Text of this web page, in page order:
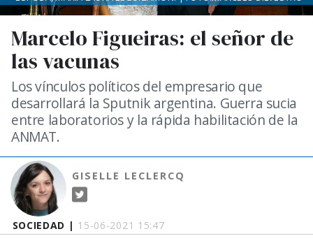
SOCIEDAD | 15-06-2021 15:47
Marcelo Figueiras: el señor de
las vacunas
Los vínculos políticos del empresario que
desarrollará la Sputnik argentina. Guerra sucia
entre laboratorios y la rápida habilitación de la
ANMAT.
GISELLE LECLERCQ